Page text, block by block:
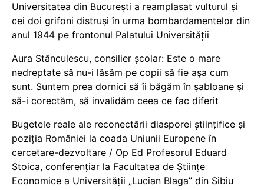
Universitatea din București a reamplasat vulturul și
cei doi grifoni distruși în urma bombardamentelor din
anul 1944 pe frontonul Palatului Universității
Aura Stănculescu, consilier școlar: Este o mare
nedreptate să nu-i lăsăm pe copii să fie așa cum
sunt. Suntem prea dornici să îi băgăm în șabloane și
să-i corectăm, să invalidăm ceea ce fac diferit
Bugetele reale ale reconectării diasporei științifice și
poziția României la coada Uniunii Europene în
cercetare-dezvoltare / Op Ed Profesorul Eduard
Stoica, conferențiar la Facultatea de Științe
Economice a Universității „Lucian Blaga” din Sibiu